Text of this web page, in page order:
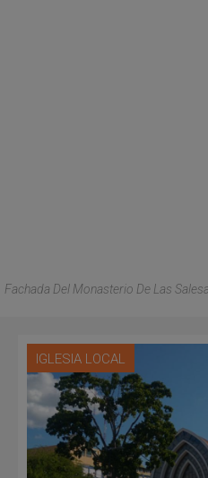
Fachada Del Monasterio De Las
IGLESIA LOCAL